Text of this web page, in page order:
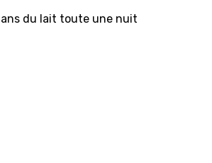
du lait toute une nuit